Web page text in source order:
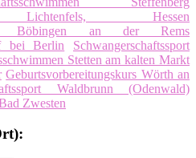
Lichtenfels, Hessen
Böbingen an der Rems
bei Berlin
Schwangerschaftssport
Stetten am kalten Markt
Geburtsvorbereitungskurs Wörth an
Waldbrunn (Odenwald)
Zwesten